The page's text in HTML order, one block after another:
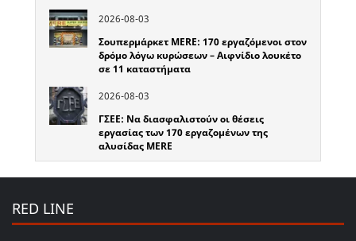
2026-08-03
Σουπερμάρκετ MERE: 170 εργαζόμενοι στον
δρόμο λόγω κυρώσεων – Αιφνίδιο λουκέτο
σε 11 καταστήματα
2026-08-03
ΓΣΕΕ: Να διασφαλιστούν οι θέσεις
εργασίας των 170 εργαζομένων της
αλυσίδας MERE
RED LINE